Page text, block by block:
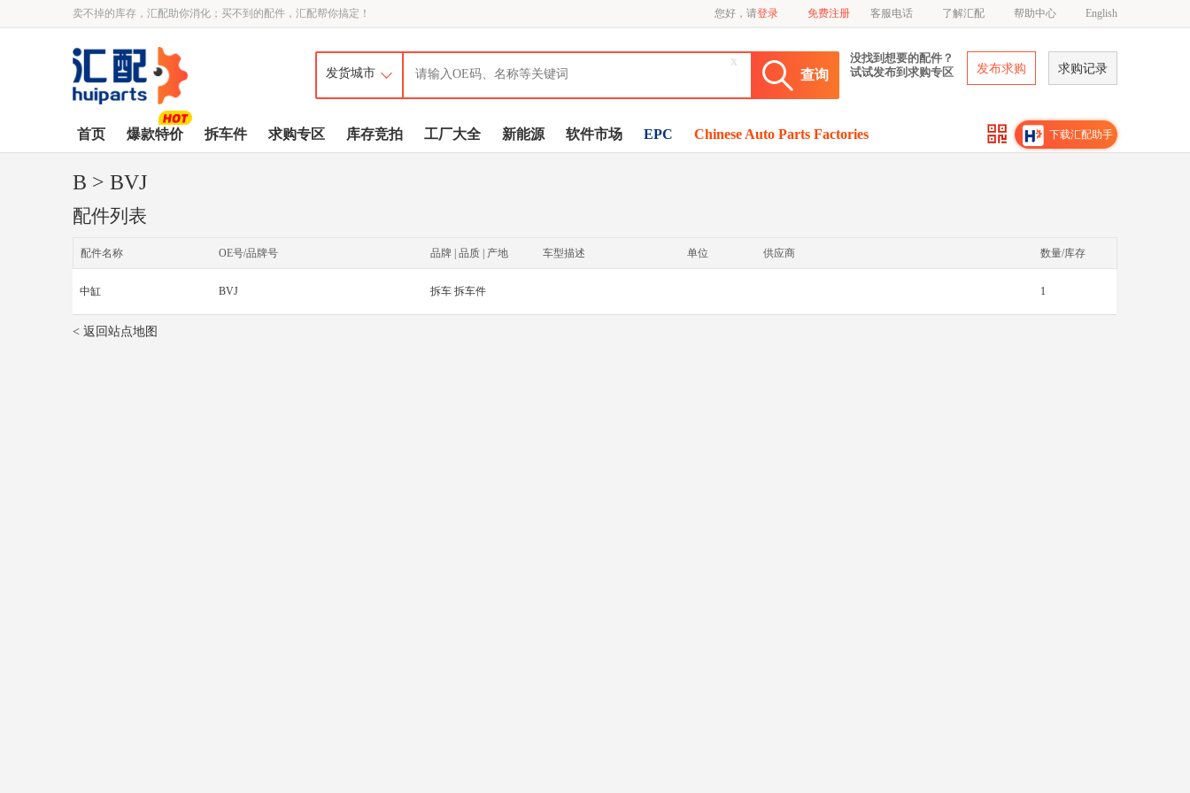
卖不掉的库存，汇配助你消化；买不到的配件，汇配帮你搞定！ 您好，请登录 免费注册 客服电话 了解汇配 帮助中心 English
查询
x
没找到想要的配件？
试试发布到求购专区
发布求购 求购记录
首页 爆款特价 拆车件 求购专区 库存竞拍 工厂大全 新能源 软件市场 EPC Chinese Auto Parts Factories 下载汇配助手
B > BVJ
配件列表
配件名称 OE号/品牌号 品牌 | 品质 | 产地 车型描述 单位 供应商 数量/库存
中缸 BVJ 拆车 拆车件 1
< 返回站点地图